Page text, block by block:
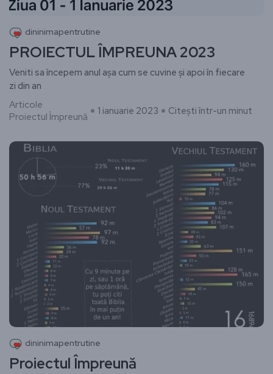
dininimapentrutine
PROIECTUL ÎMPREUNA 2023
Veniti sa începem anul așa cum se cuvine și apoi în fiecare
zi din an
Articole
Proiectul Împreună
1 ianuarie 2023 Citești într-un minut
dininimapentrutine
Proiectul Împreună